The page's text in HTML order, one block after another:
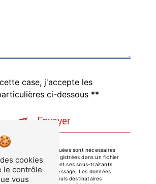
case, j'accepte les
ci-dessous **
Envoyer
communiquées sont nécessaires
contacter et sont enregistrées dans un fichier
sont destinées à AGC et ses sous-traitants
répondre à votre message. Les données
communiquées aux seuls destinataires
cookies
le contrôle
vous